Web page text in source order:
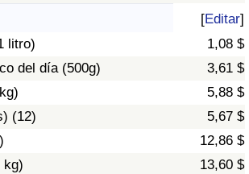
[Editar]
litro)
1,08 $
del día (500g)
3,61 $
5,88 $
(12)
5,67 $
12,86 $
kg)
13,60 $
por país
(Actual)